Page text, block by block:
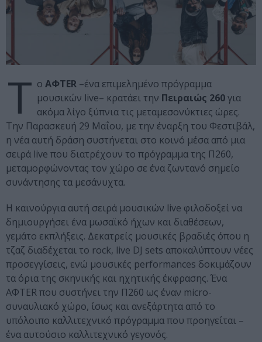
Τ ο ΑΦTER –ένα επιμελημένο πρόγραμμα
μουσικών live– κρατάει την Πειραιώς 260για
ακόμα λίγο ξύπνια τις μεταμεσονύκτιες ώρες.
Την Παρασκευή 29 Μαΐου, με την έναρξη του Φεστιβάλ,
η νέα αυτή δράση συστήνεται στο κοινό μέσα από μια
σειρά live που διατρέχουν το πρόγραμμα της Π260,
μεταμορφώνοντας τον χώρο σε ένα ζωντανό σημείο
συνάντησης τα μεσάνυχτα.
Η καινούργια αυτή σειρά μουσικών live φιλοδοξεί να
δημιουργήσει ένα μωσαϊκό ήχων και διαθέσεων,
γεμάτο εκπλήξεις. Δεκατρείς μουσικές βραδιές όπου η
τζαζ διαδέχεται το rock, live DJ sets αποκαλύπτουν νέες
προσεγγίσεις, ενώ μουσικές performances δοκιμάζουν
τα όρια της σκηνικής και ηχητικής έκφρασης. Ένα
ΑΦTER που συστήνει την Π260 ως έναν micro-
συναυλιακό χώρο, ίσως και ανεξάρτητα από το
υπόλοιπο καλλιτεχνικό πρόγραμμα που προηγείται –
ένα αυτούσιο καλλιτεχνικό γεγονός.